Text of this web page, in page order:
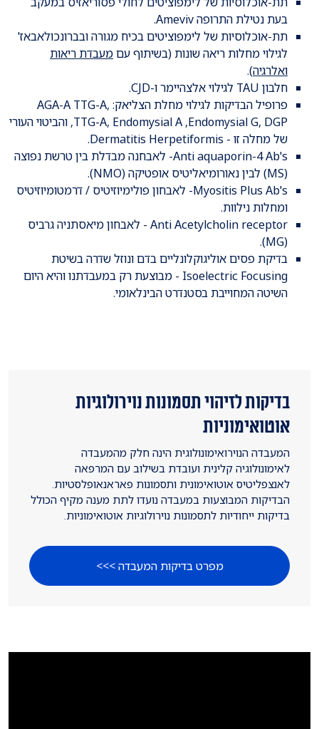
בעת נטילת התרופה Ameviv.
תת-אוכלוסיות של לימפוציטים בכיח מגורה ובברונכולאבאז'
לגילוי מחלות ריאה שונות (בשיתוף עםמעבדת ריאות
ואלרגיה).
חלבון TAU לגילוי אלצהיימר ו-CJD.
פרופיל הבדיקות לגילוי מחלת הצליאק: AGA-A TTG-A,
TTG-A, Endomysial A ,Endomysial G, DGP, והביטוי העורי
של מחלה זו - Dermatitis Herpetiformis.
Anti aquaporin-4 Ab's- לאבחנה מבדלת בין טרשת נפוצה
(MS) לבין נאורומיאליטיס אופטיקה (NMO).
Myositis Plus Ab's- לאבחון פולימיוזיטיס / דרמטומיוזיטיס
ומחלות נילוות.
Anti Acetylcholin receptor - לאבחון מיאסתניה גרביס
(MG).
בדיקת פסים אוליגוקלונליים בדם ונוזל שדרה בשיטת
Isoelectric Focusing - מבוצעת רק במעבדתנו והיא היום
השיטה המחוייבת בסטנדרט הבינלאומי.
בדיקות לזיהוי תסמונות נוירולוגיות
אוטואימוניות
המעבדה הנוירואימונולוגית הינה חלק מהמעבדה
לאימונולוגיה קלינית ועובדת בשילוב עם המרפאה
לאנצפליטיס אוטואימונית ותסמונות פאראנאופלסטיות.
הבדיקות המבוצעות במעבדה נועדו לתת מענה מקיף הכולל
בדיקות ייחודיות לתסמונות נוירולוגיות אוטואימוניות.
מפרט בדיקות המעבדה >>>